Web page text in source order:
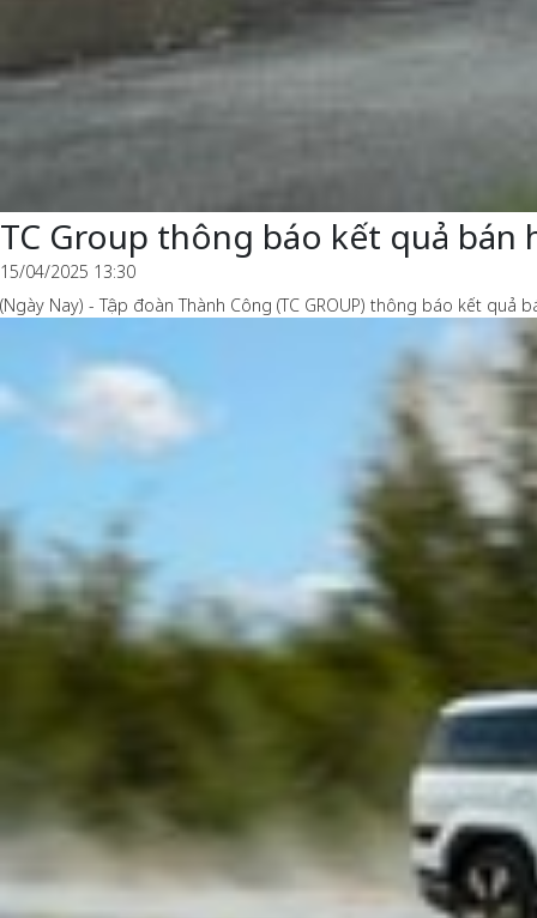
TC Group thông báo kết quả
15/04/2025 13:30
(Ngày Nay) - Tập đoàn Thành Công (TC GROUP) thông báo kết